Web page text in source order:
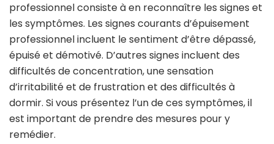
professionnel consiste à en reconnaître les signes et
les symptômes. Les signes courants d’épuisement
professionnel incluent le sentiment d’être dépassé,
épuisé et démotivé. D’autres signes incluent des
difficultés de concentration, une sensation
d’irritabilité et de frustration et des difficultés à
dormir. Si vous présentez l’un de ces symptômes, il
est important de prendre des mesures pour y
remédier.